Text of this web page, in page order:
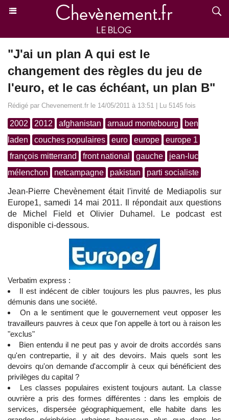
"J'ai un plan A qui est le
changement des règles du jeu de
l'euro, et le cas échéant, un plan B"
Rédigé par Chevenement.fr le 14/05/2011 à 13:51 | Lu 5145 fois
2002 2012 afghanistan arnaud montebourg
ben
laden
couches populaires euro europe
europe 1
françois mitterrand
front national gauche
jean-luc
mélenchon
netcampagne pakistan parti socialiste
Jean-Pierre Chevènement était l'invité de Mediapolis sur
Europe1, samedi 14 mai 2011. Il répondait aux questions
de Michel Field et Olivier Duhamel. Le podcast est
disponible ci-dessous.
Verbatim express :
Il est indécent de cibler toujours les plus pauvres, les plus
démunis dans une société.
On a le sentiment que le gouvernement veut opposer les
travailleurs pauvres à ceux que l'on appelle à tort ou à raison les
"exclus"
Bien entendu il ne peut pas y avoir de droits accordés sans
qu'en contrepartie, il y ait des devoirs. Mais quels sont les
devoirs qu'on demande d'accomplir à ceux qui bénéficient des
privilèges du capital ?
Les classes populaires existent toujours autant. La classe
ouvrière a pris des formes différentes : dans les emplois de
services, dispersée géographiquement, elle habite dans les